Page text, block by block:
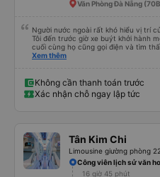
Văn Phòng Đà Nẵng
Người nước ngoài rất khó hiểu vị trí
Tôi đến trước giờ xe buýt khởi hành
cuối cùng họ cũng gọi điện và tìm
sao thì tôi ngủ ngon hơn ở khách
Xem thêm
Không cần thanh toán trước
Xác nhận chỗ ngay lập tức
Tân Kim Chi
Công viên lịch sử văn
16 giờ 45 phút